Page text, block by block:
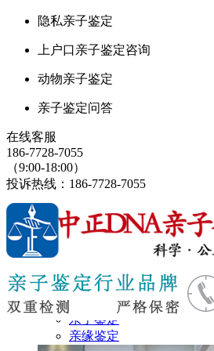
隐私亲子鉴定
上户口亲子鉴定咨询
动物亲子鉴定
亲子鉴定问答
在线客服
186-7728-7055
（9:00-18:00）
投诉热线：186-7728-7055
鉴定首页
鉴定项目
亲子鉴定
亲缘鉴定